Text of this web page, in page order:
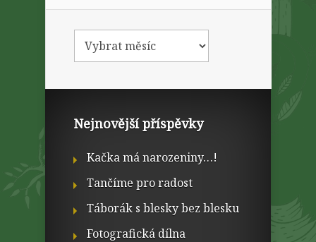
Nejnovější příspěvky
Kačka má narozeniny…!
Tančíme pro radost
Táborák s blesky bez blesku
Fotografická dílna